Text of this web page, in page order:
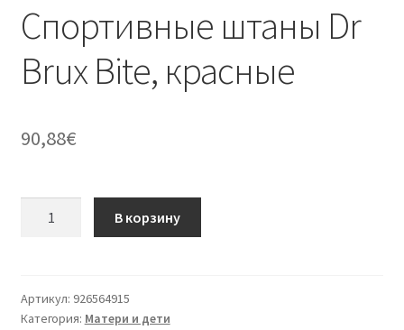
Спортивные штаны Dr
Brux Bite, красные
90,88€
Dr
Brux
В корзину
Артикул: 926564915
Категория: Матери и дети